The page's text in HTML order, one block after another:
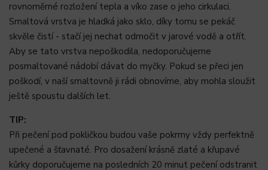
rovnoměrné rozložení tepla a víko zase o jeho cirkulaci.
Smaltová vrstva je hladká jako sklo, díky tomu se pekáč
skvěle čistí - stačí jej nechat odmočit v jarové vodě a otřít.
Aby se tato vrstva nepoškodila, nedoporučujeme
posmaltované nádobí dávat do myčky. Pokud se přeci jen
poškodí, v naší smaltovně ji rádi obnovíme, aby mohla sloužit
ještě spoustu dalších let.
TIP:
Při pečení pod pokličkou budou vaše pokrmy vždy perfektně
upečené a šťavnaté. Pro dosažení krásně zlaté a křupavé
kůrky doporučujeme na posledních 20 minut pečení odstranit